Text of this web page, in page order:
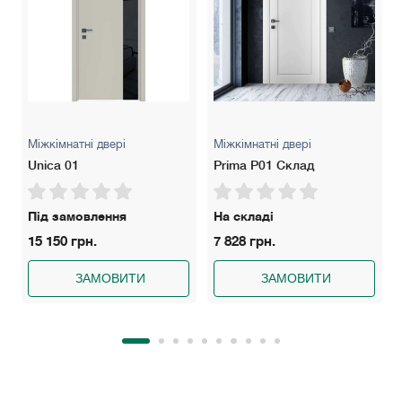
Міжкімнатні двері
Unica 01
Під замовлення
15 150 грн.
ЗАМОВИТИ
Міжкімнатні двері
Prima P01 Склад
На складі
7 828 грн.
ЗАМОВИТИ